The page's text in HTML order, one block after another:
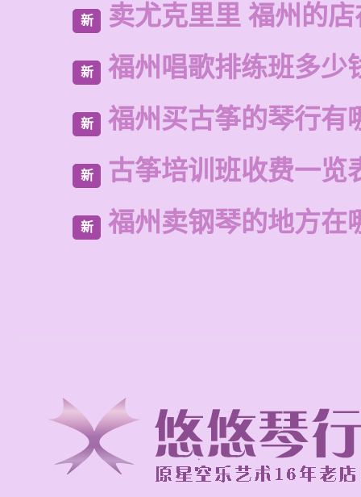
新 卖尤克里里 福州的
新 福州唱歌排练班多少
新 福州买古筝的琴行有
新 古筝培训班收费一览
新 福州卖钢琴的地方在